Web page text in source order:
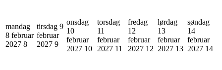
mandag
8 februar
2027 8
tirsdag 9
februar
2027 9
onsdag
10
februar
2027 10
torsdag
11
februar
2027 11
fredag
12
februar
2027 12
lørdag
13
februar
2027 13
søndag
14
februar
2027 14